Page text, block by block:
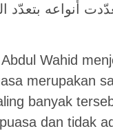
أنواعه
Wahid
merupakan
banyak
dan tidak